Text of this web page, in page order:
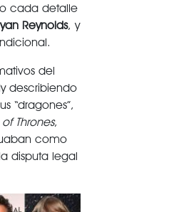
cada detalle
Reynolds, y
del
describiendo
“dragones”,
Thrones,
como
disputa legal